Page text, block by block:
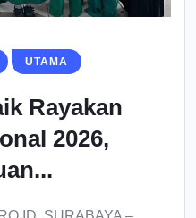
UTAMA
Rayakan
2026,